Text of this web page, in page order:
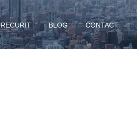
RECURIT BLOG CONTACT